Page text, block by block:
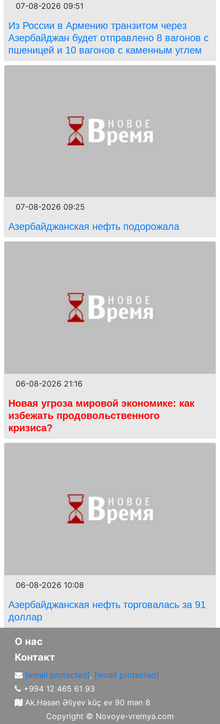
07-08-2026 09:51
Из России в Армению транзитом через
Азербайджан будет отправлено 8 вагонов с
пшеницей и 10 вагонов с каменным углем
07-08-2026 09:25
Азербайджанская нефть подорожала
06-08-2026 21:16
Новая угроза мировой экономике: как
избежать продовольственного
кризиса?
06-08-2026 10:08
Азербайджанская нефть торговалась за 91
доллар
О нас
Контакт
[email protected], [email protected]
+994 12 465 61 93
Ak.Həsən Əliyev küç ev 90 mən 8
Copyright © Novoye-vremya.com